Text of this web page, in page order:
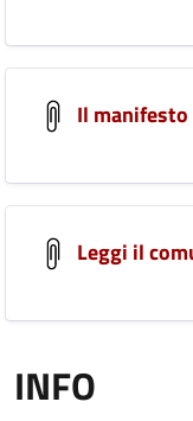
Il manifesto
Leggi il
INFO